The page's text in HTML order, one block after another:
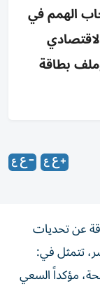
الهمم في
ويعد بخطة 2026-2030 وملف بطاقة
عن تحديات
تتمثل في:
مؤكداً السعي